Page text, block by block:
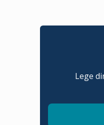
Lege